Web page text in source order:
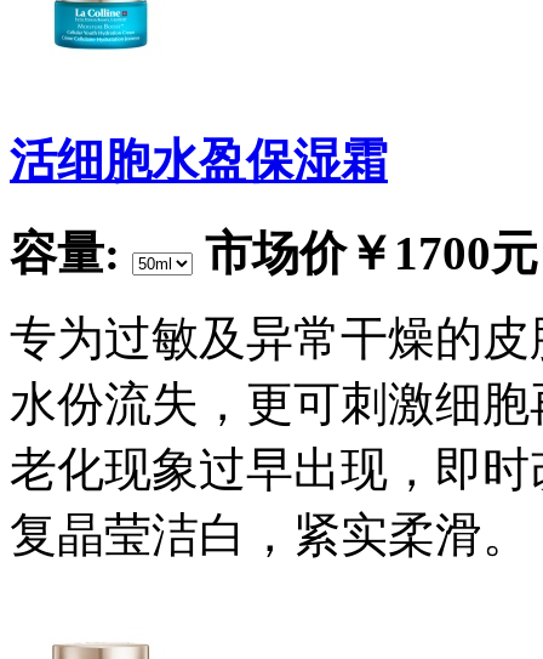
活细胞水盈保湿霜
容量:
市场价￥1700元
专为过敏及异常干燥的
水份流失，更可刺激细
老化现象过早出现，即
复晶莹洁白，紧实柔滑。